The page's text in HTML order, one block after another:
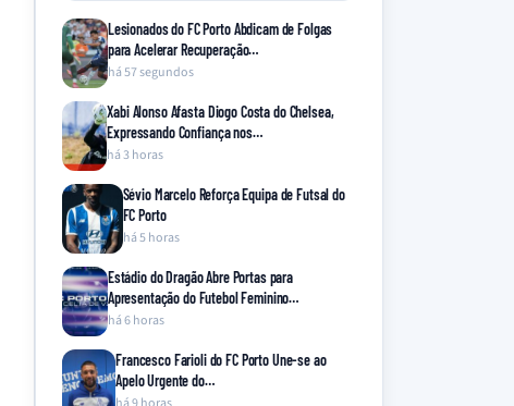
Lesionados do FC Porto Abdicam de Folgas
para Acelerar Recuperação…
há 57 segundos
Xabi Alonso Afasta Diogo Costa do Chelsea,
Expressando Confiança nos…
há 3 horas
Sévio Marcelo Reforça Equipa de Futsal do
FC Porto
há 5 horas
Estádio do Dragão Abre Portas para
Apresentação do Futebol Feminino…
há 6 horas
Francesco Farioli do FC Porto Une-se ao
Apelo Urgente do…